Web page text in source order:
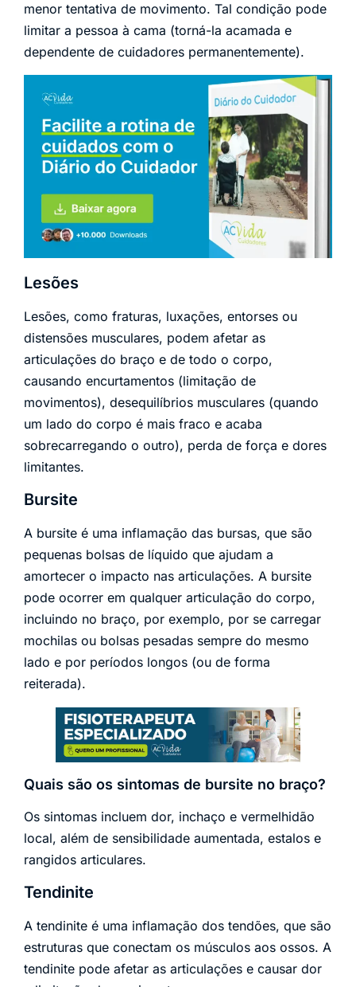
menor tentativa de movimento. Tal condição pode
limitar a pessoa à cama (torná-la acamada e
dependente de cuidadores permanentemente).
Lesões
Lesões, como fraturas, luxações, entorses ou
distensões musculares, podem afetar as
articulações do braço e de todo o corpo,
causando encurtamentos (limitação de
movimentos), desequilíbrios musculares (quando
um lado do corpo é mais fraco e acaba
sobrecarregando o outro), perda de força e dores
limitantes.
Bursite
A bursite é uma inflamação das bursas, que são
pequenas bolsas de líquido que ajudam a
amortecer o impacto nas articulações. A bursite
pode ocorrer em qualquer articulação do corpo,
incluindo no braço, por exemplo, por se carregar
mochilas ou bolsas pesadas sempre do mesmo
lado e por períodos longos (ou de forma
reiterada).
Quais são os sintomas de bursite no braço?
Os sintomas incluem dor, inchaço e vermelhidão
local, além de sensibilidade aumentada, estalos e
rangidos articulares.
Tendinite
A tendinite é uma inflamação dos tendões, que são
estruturas que conectam os músculos aos ossos. A
tendinite pode afetar as articulações e causar dor